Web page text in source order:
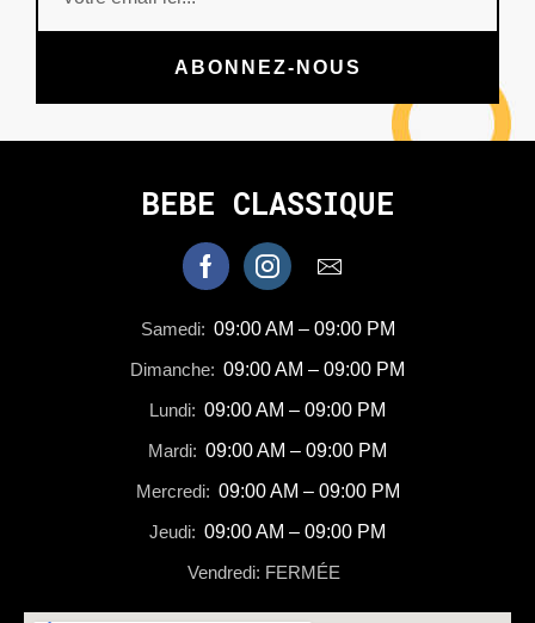
ABONNEZ-NOUS
BEBE CLASSIQUE
Samedi: 09:00 AM – 09:00 PM
Dimanche: 09:00 AM – 09:00 PM
Lundi: 09:00 AM – 09:00 PM
Mardi: 09:00 AM – 09:00 PM
Mercredi: 09:00 AM – 09:00 PM
Jeudi: 09:00 AM – 09:00 PM
Vendredi: FERMÉE